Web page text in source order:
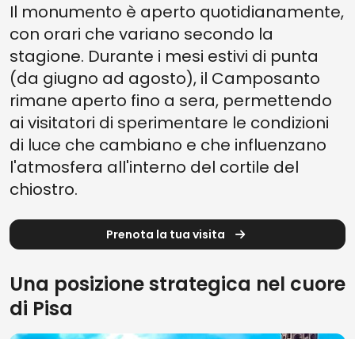
Il monumento è aperto quotidianamente,
con orari che variano secondo la
stagione. Durante i mesi estivi di punta
(da giugno ad agosto), il Camposanto
rimane aperto fino a sera, permettendo
ai visitatori di sperimentare le condizioni
di luce che cambiano e che influenzano
l'atmosfera all'interno del cortile del
chiostro.
Prenota la tua visita
Una posizione strategica nel cuore
di Pisa